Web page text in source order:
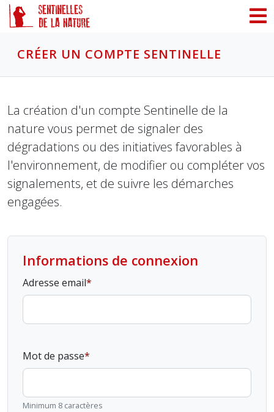
CRÉER UN COMPTE SENTINELLE
La création d'un compte Sentinelle de la
nature vous permet de signaler des
dégradations ou des initiatives favorables à
l'environnement, de modifier ou compléter vos
signalements, et de suivre les démarches
engagées.
Informations de connexion
Adresse email
Mot de passe
Minimum 8 caractères
Panneau de gestion des cookies